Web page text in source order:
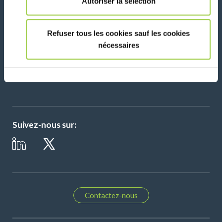
Refuser tous les cookies sauf les cookies
nécessaires
Actualités, services, produits, ...
Restez connecté avec notre newsletter!
Please leave
Suivez-nous sur:
Contactez-nous